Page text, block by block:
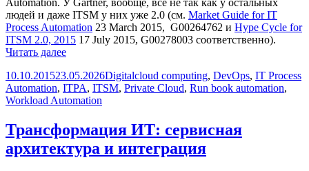
Automation. У Gartner, вообще, все не так как у остальных
людей и даже ITSM у них уже 2.0 (см. Market Guide for IT
Process Automation 23 March 2015, G00264762 и Hype Cycle for
ITSM 2.0, 2015 17 July 2015, G00278003 соответственно).
Читать далееITSM
и
Workload
Automation
Опубликовано
10.10.201523.05.2026Рубрики
DigitalМетки
cloud computing, DevOps, IT Process
Automation, ITPA, ITSM, Private Cloud, Run book automation,
Workload Automation
Трансформация ИТ: сервисная
архитектура и интеграция